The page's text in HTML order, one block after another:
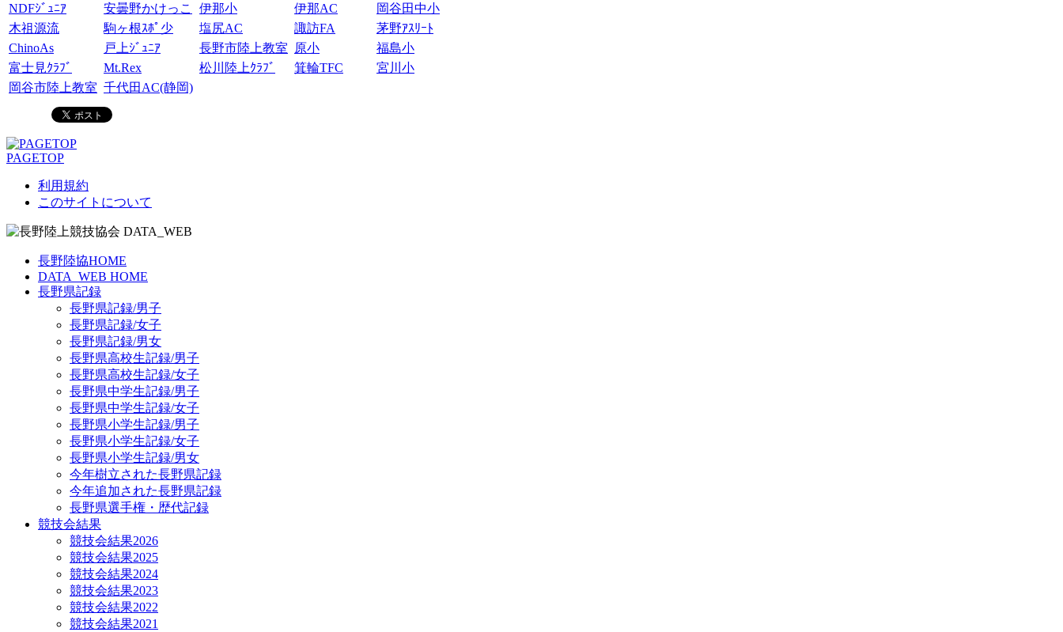
NDFｼﾞｭﾆｱ
安曇野かけっこ 伊那小 伊那AC
岡谷田中小
木祖源流
駒ヶ根ｽﾎﾟ少 塩尻AC 諏訪FA
茅野ｱｽﾘｰﾄ
ChinoAs
戸上ｼﾞｭﾆｱ 長野市陸上教室 原小
福島小
富士見ｸﾗﾌﾞ
Mt.Rex 松川陸上ｸﾗﾌﾞ 箕輪TFC
宮川小
岡谷市陸上教室 千代田AC(静岡)
PAGETOP
利用規約
このサイトについて
長野陸協HOME
DATA_WEB HOME
長野県記録
長野県記録/男子
長野県記録/女子
長野県記録/男女
長野県高校生記録/男子
長野県高校生記録/女子
長野県中学生記録/男子
長野県中学生記録/女子
長野県小学生記録/男子
長野県小学生記録/女子
長野県小学生記録/男女
今年樹立された長野県記録
今年追加された長野県記録
長野県選手権・歴代記録
競技会結果
競技会結果2026
競技会結果2025
競技会結果2024
競技会結果2023
競技会結果2022
競技会結果2021